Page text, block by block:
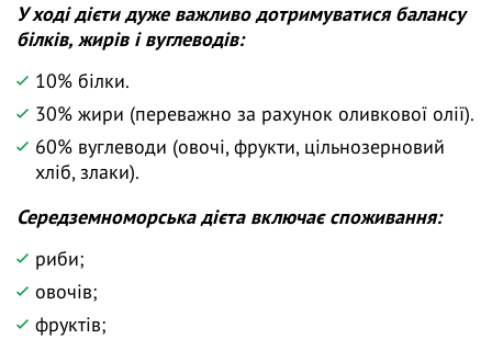
У ході дієти дуже важливо дотримуватися балансу
білків, жирів і вуглеводів:
10% білки.
30% жири (переважно за рахунок оливкової олії).
60% вуглеводи (овочі, фрукти, цільнозерновий
хліб, злаки).
Середземноморська дієта включає споживання:
риби;
овочів;
фруктів;